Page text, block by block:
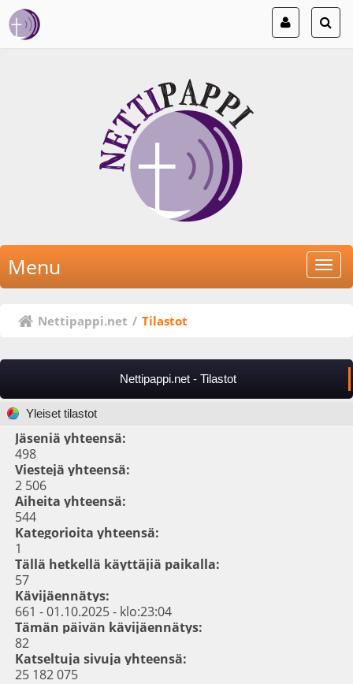
Menu
Nettipappi.net / Tilastot
Nettipappi.net - Tilastot
Yleiset tilastot
Jäseniä yhteensä:
498
Viestejä yhteensä:
2 506
Aiheita yhteensä:
544
Kategorioita yhteensä:
1
Tällä hetkellä käyttäjiä paikalla:
57
Kävijäennätys:
661 - 01.10.2025 - klo:23:04
Tämän päivän kävijäennätys:
82
Katseltuja sivuja yhteensä:
25 182 075